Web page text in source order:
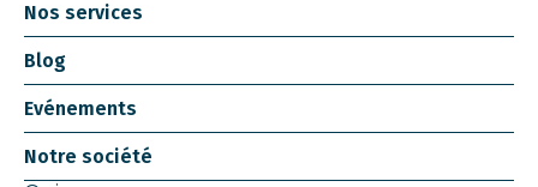
Nos services
Blog
Evénements
Notre société